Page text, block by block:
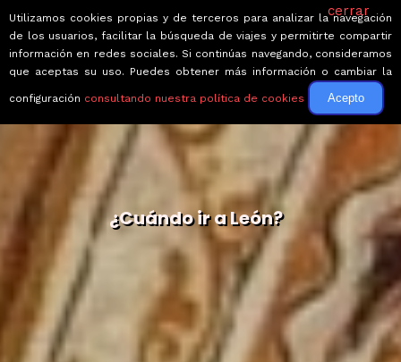
¿Cuándo ir a León?
cerrar
Utilizamos cookies propias y de terceros para analizar la navegación
de los usuarios, facilitar la búsqueda de viajes y permitirte compartir
información en redes sociales. Si continúas navegando, consideramos
que aceptas su uso. Puedes obtener más información o cambiar la
configuración consultando nuestra política de cookies Acepto